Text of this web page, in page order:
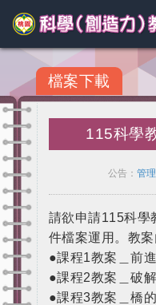
檔案下載
115科學
公告： 管
請欲申請115科學
件檔案運用。教案
●課程1教案＿前
●課程2教案＿破
●課程3教案＿橋